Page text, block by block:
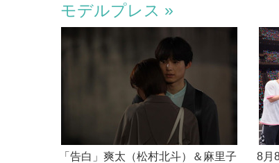
モデルプレス
「告白」爽太（松村北斗）＆麻里子
8月